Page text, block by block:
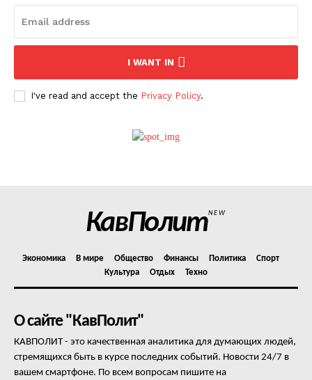
О нас
Политика конфиденциальности
I WANT IN
I've read and accept the Privacy Policy.
КавПолитNEW
Экономика В мире Общество Финансы Политика
Спорт
Культура
Отдых Техно
О сайте "КавПолит"
КАВПОЛИТ - это качественная аналитика для думающих людей,
стремящихся быть в курсе последних событий. Новости 24/7 в
вашем смартфоне. По всем вопросам пишите на